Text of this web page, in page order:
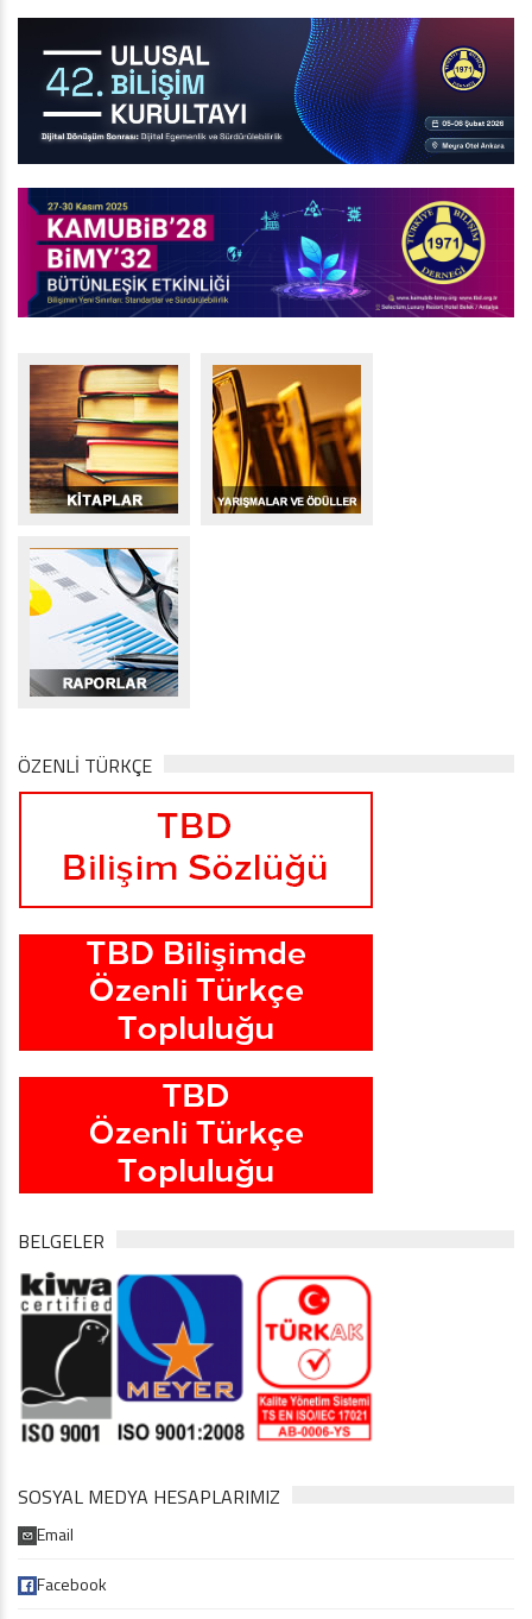
ÖZENLİ TÜRKÇE
BELGELER
SOSYAL MEDYA HESAPLARIMIZ
Email
Facebook